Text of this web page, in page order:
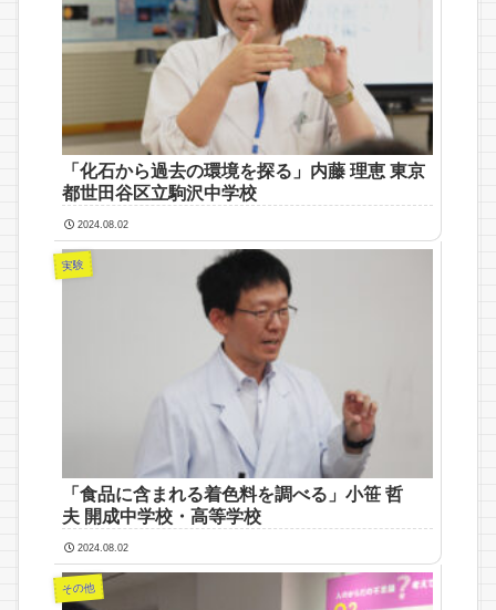
「化石から過去の環境を探る」内藤 理恵 東京
都世田谷区立駒沢中学校
2024.08.02
実験
「食品に含まれる着色料を調べる」小笹 哲
夫 開成中学校・高等学校
2024.08.02
その他